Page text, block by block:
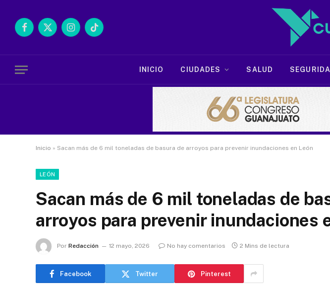
Facebook
X
InstagramTikTok
INICIO CIUDADES SALUD
Inicio » Sacan más de 6 mil toneladas de basura de arroyos para prevenir inundaciones en León
LEÓN
Sacan más de 6 mil toneladas de
arroyos para prevenir inundaciones
Por Redacción 12 mayo, 2026 No hay comentarios 2 Mins de lectura
Facebook Twitter Pinterest